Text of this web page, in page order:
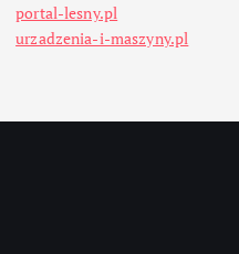
portal-lesny.pl
urzadzenia-i-maszyny.pl